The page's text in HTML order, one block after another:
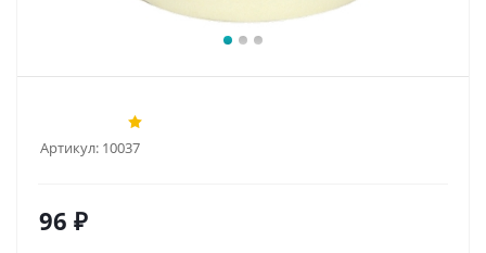
Артикул: 10037
96 ₽